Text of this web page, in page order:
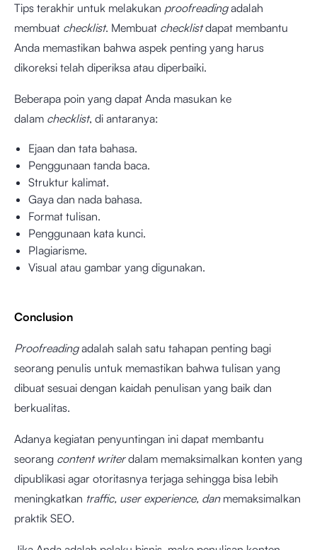
Tips terakhir untuk melakukan proofreadingadalah
membuat checklist. Membuat checklistdapat membantu
Anda memastikan bahwa aspek penting yang harus
dikoreksi telah diperiksa atau diperbaiki.
Beberapa poin yang dapat Anda masukan ke
dalam checklist, di antaranya:
Ejaan dan tata bahasa.
Penggunaan tanda baca.
Struktur kalimat.
Gaya dan nada bahasa.
Format tulisan.
Penggunaan kata kunci.
Plagiarisme.
Visual atau gambar yang digunakan.
Conclusion
Proofreadingadalah salah satu tahapan penting bagi
seorang penulis untuk memastikan bahwa tulisan yang
dibuat sesuai dengan kaidah penulisan yang baik dan
berkualitas.
Adanya kegiatan penyuntingan ini dapat membantu
seorang content writerdalam memaksimalkan konten yang
dipublikasi agar otoritasnya terjaga sehingga bisa lebih
meningkatkan traffic, user experience, dan memaksimalkan
praktik SEO.